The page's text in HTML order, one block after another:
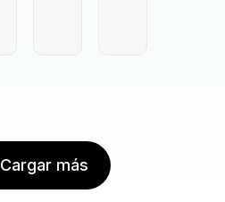
Cargar más